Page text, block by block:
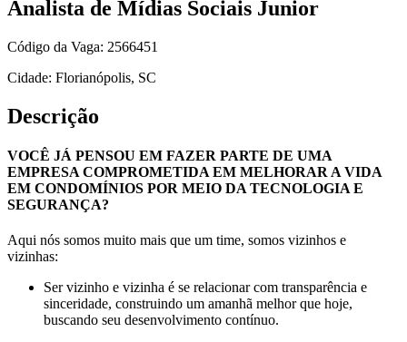
Analista de Mídias Sociais Junior
Código da Vaga: 2566451
Cidade: Florianópolis, SC
Descrição
VOCÊ JÁ PENSOU EM FAZER PARTE DE UMA
EMPRESA COMPROMETIDA EM MELHORAR A VIDA
EM CONDOMÍNIOS POR MEIO DA TECNOLOGIA E
SEGURANÇA?
Aqui nós somos muito mais que um time, somos vizinhos e
vizinhas:
Ser vizinho e vizinha é se relacionar com transparência e
sinceridade, construindo um amanhã melhor que hoje,
buscando seu desenvolvimento contínuo.